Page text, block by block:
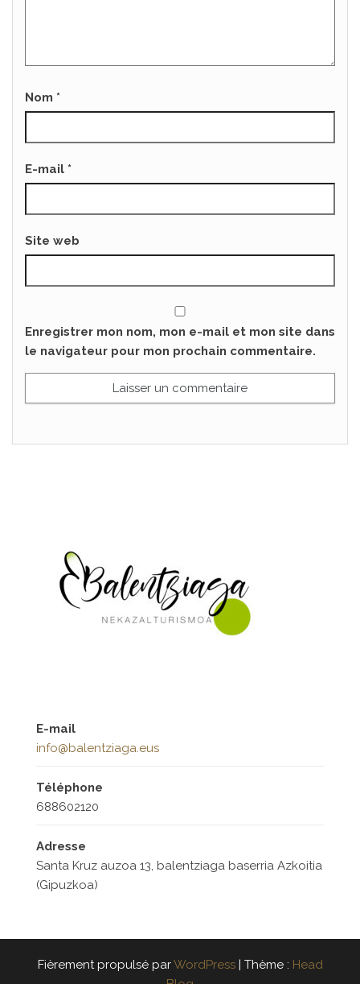
Nom *
E-mail *
Site web
Enregistrer mon nom, mon e-mail et mon site dans
le navigateur pour mon prochain commentaire.
E-mail
info@balentziaga.eus
Téléphone
688602120
Adresse
Santa Kruz auzoa 13, balentziaga baserria Azkoitia
(Gipuzkoa)
Fièrement propulsé parWordPress | Thème : Head